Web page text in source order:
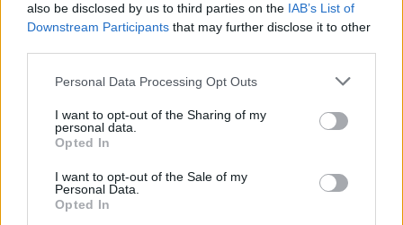
also be disclosed by us to third parties on the IAB’s List of
Downstream Participants that may further disclose it to other
Personal Data Processing Opt Outs
I want to opt-out of the Sharing of my
personal data.
Opted In
I want to opt-out of the Sale of my
Personal Data.
Opted In
correre a ritmi piuttosto sostenuti. La sensazione
oramai acclarata è che il giocatore tornerà prima
Mario suggerisce ancor più ottimismo: potrebbe
essere convocato in campionato addirittura per
Milan-Verona del 13 dicembre
successivo. Quel che è certo è che Balotelli sta
tornando, e difficilmente resterà a guardare i